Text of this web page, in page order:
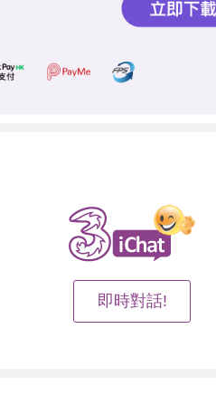
即時對話!